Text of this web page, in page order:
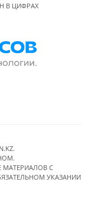
В ЦИФРАХ
C
УКАЗАНИИ